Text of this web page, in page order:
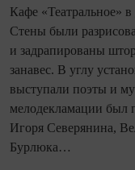
Кафе «Театральное»
Стены были
и задрапированы
занавес. В углу
выступали поэты и
мелодекламации
Игоря Северянина,
Бурлюка…